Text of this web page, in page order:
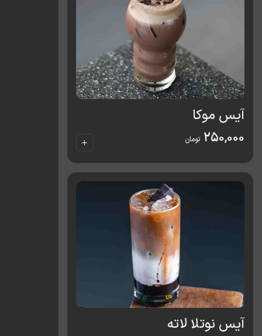
آیس موکا
250,000 تومان
آیس نوتلا لاته